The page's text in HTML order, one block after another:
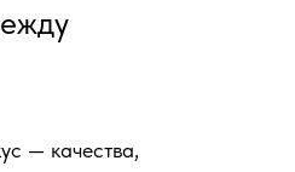
— качества,